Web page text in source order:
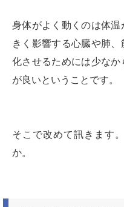
身体がよく動くのは体
きく影響する心臓や肺
化させるためには少なか
が良いということです。
そこで改めて訊きます
か。